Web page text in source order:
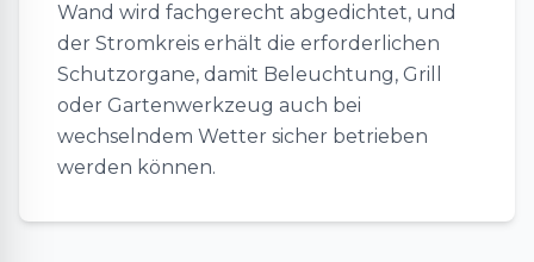
Wand wird fachgerecht abgedichtet, und
der Stromkreis erhält die erforderlichen
Schutzorgane, damit Beleuchtung, Grill
oder Gartenwerkzeug auch bei
wechselndem Wetter sicher betrieben
werden können.